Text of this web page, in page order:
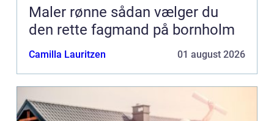
Maler rønne sådan vælger du
den rette fagmand på bornholm
Camilla Lauritzen 01 august 2026